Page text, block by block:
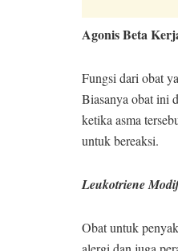
Agonis Beta
Fungsi dari obat
Biasanya obat ini
ketika asma
untuk bereaksi.
Leukotriene
Obat untuk